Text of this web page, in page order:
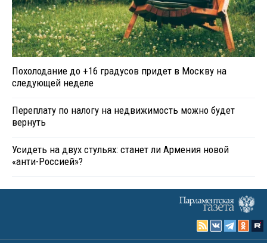
Похолодание до +16 градусов придет в Москву на
следующей неделе
Переплату по налогу на недвижимость можно будет
вернуть
Усидеть на двух стульях: станет ли Армения новой
«анти-Россией»?